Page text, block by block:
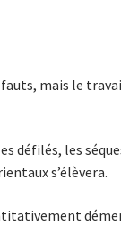
mais le
défilés, les
s’élèvera.